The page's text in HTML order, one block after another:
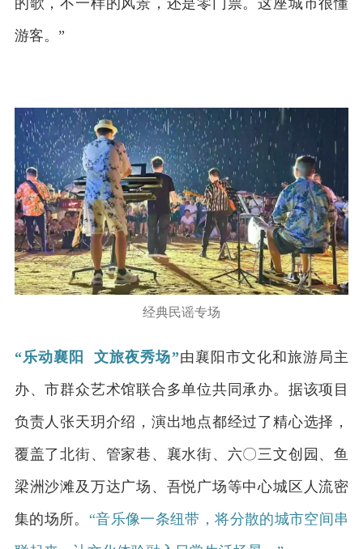
的歌，不一样的风景，还是零门票。这座城市很懂
游客。”
经典民谣专场
“乐动襄阳 文旅夜秀场”由襄阳市文化和旅游局主
办、市群众艺术馆联合多单位共同承办。据该项目
负责人张天玥介绍，演出地点都经过了精心选择，
覆盖了北街、管家巷、襄水街、六〇三文创园、鱼
梁洲沙滩及万达广场、吾悦广场等中心城区人流密
集的场所。 “音乐像一条纽带，将分散的城市空间串